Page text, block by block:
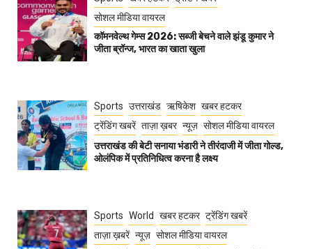
सोशल मीडिया वायरल
कॉमनवेल्थ गेम्स 2026: सब्जी बेचने वाले झंडू कुमार ने
जीता ब्रॉन्ज, भारत का खाता खुला
Sports उत्तराखंड ऋषिकेश खबर हटकर
ट्रेंडिंग खबरें ताज़ा ख़बर न्यूज़ सोशल मीडिया वायरल
उत्तराखंड की बेटी सनाया भंडारी ने तीरंदाजी में जीता गोल्ड,
ओलंपिक में प्रतिनिधित्व करना है लक्ष्य
Sports World खबर हटकर ट्रेंडिंग खबरें
ताज़ा ख़बरें न्यूज़ सोशल मीडिया वायरल